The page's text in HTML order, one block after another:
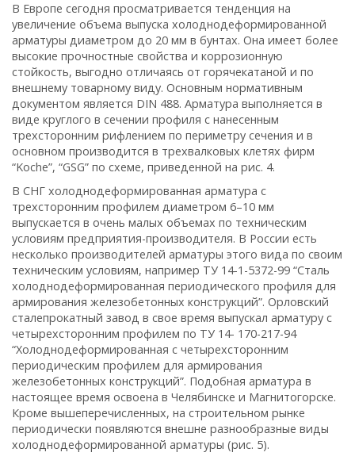
В Европе сегодня просматривается тенденция на
увеличение объема выпуска холоднодеформированной
арматуры диаметром до 20 мм в бунтах. Она имеет более
высокие прочностные свойства и коррозионную
стойкость, выгодно отличаясь от горячекатаной и по
внешнему товарному виду. Основным нормативным
документом является DIN 488. Арматура выполняется в
виде круглого в сечении профиля с нанесенным
трехсторонним рифлением по периметру сечения и в
основном производится в трехвалковых клетях фирм
“Koche”, “GSG” по схеме, приведенной на рис. 4.
В СНГ холоднодеформированная арматура с
трехсторонним профилем диаметром 6–10 мм
выпускается в очень малых объемах по техническим
условиям предприятия-производителя. В России есть
несколько производителей арматуры этого вида по своим
техническим условиям, например ТУ 14-1-5372-99 “Сталь
холоднодеформированная периодического профиля для
армирования железобетонных конструкций”. Орловский
сталепрокатный завод в свое время выпускал арматуру с
четырехсторонним профилем по ТУ 14- 170-217-94
“Холоднодеформированная с четырехсторонним
периодическим профилем для армирования
железобетонных конструкций”. Подобная арматура в
настоящее время освоена в Челябинске и Магнитогорске.
Кроме вышеперечисленных, на строительном рынке
периодически появляются внешне разнообразные виды
холоднодеформированной арматуры (рис. 5).